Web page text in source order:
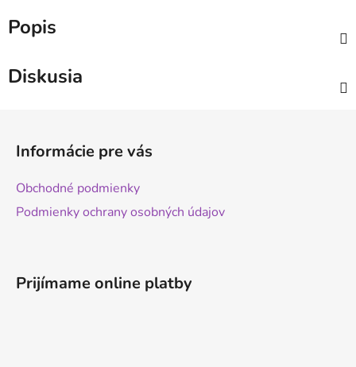
Popis
Diskusia
Informácie pre vás
Obchodné podmienky
Podmienky ochrany osobných údajov
Prijímame online platby